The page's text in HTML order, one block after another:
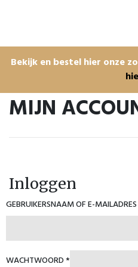
Bekijk en bestel hier onze
MIJN
Inloggen
GEBRUIKERSNAAM OF E-MAILADRES
WACHTWOORD*